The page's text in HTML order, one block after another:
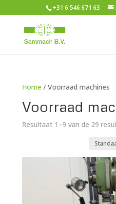
+31 6 546 671 63
Home / Voorraad machines
Voorraad
Resultaat 1–9 van de 29